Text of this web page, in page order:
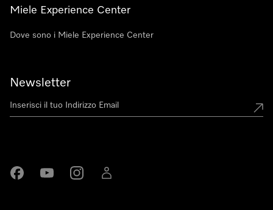
Miele Experience Center
Dove sono i Miele Experience Center
Newsletter